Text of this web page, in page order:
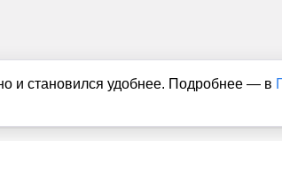
и становился удобнее. Подробнее — в